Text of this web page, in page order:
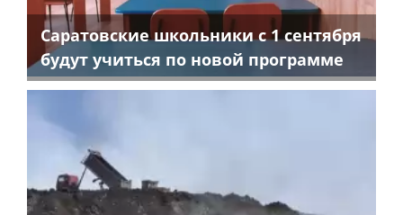
Саратовские школьники с 1 сентября
будут учиться по новой программе